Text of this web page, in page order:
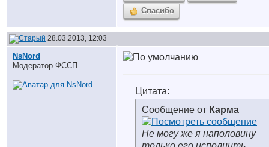
Спасибо
28.03.2013, 12:03
NsNord
Модератор ФССП
Цитата:
Сообщение от Карма
Не могу же я наполовину